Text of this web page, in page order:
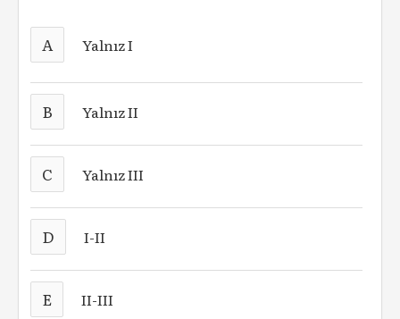
A Yalnız I
B Yalnız II
C Yalnız III
D I-II
E II-III